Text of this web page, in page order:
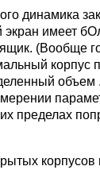
динамика
экран имеет
(Вообще
корпус
объем
пределах